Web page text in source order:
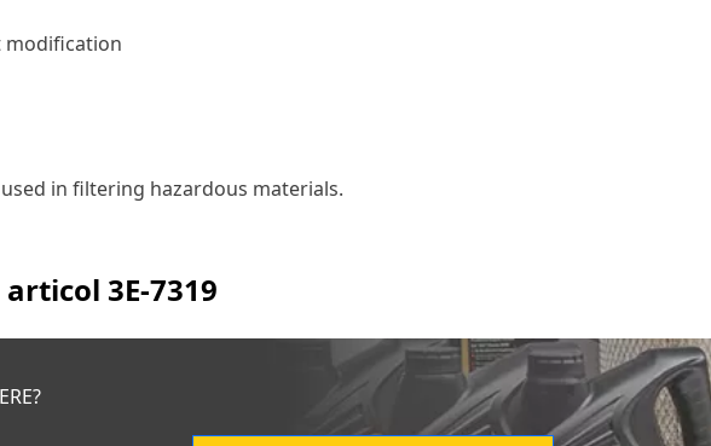
modification
in filtering hazardous materials.
articol 3E-7319